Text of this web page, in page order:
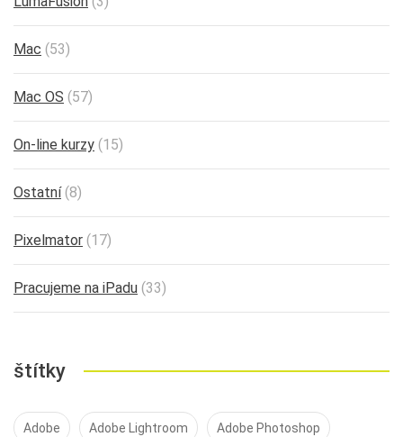
Mac (53)
Mac OS (57)
On-line kurzy (15)
Ostatní(8)
Pixelmator (17)
Pracujeme na iPadu (33)
štítky
Adobe Adobe Lightroom Adobe Photoshop